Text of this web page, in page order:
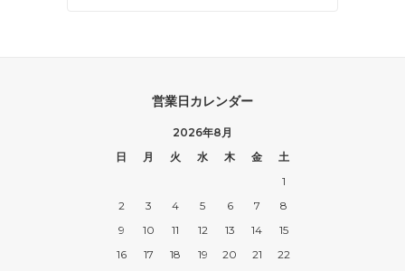
営業日カレンダー
2026年8月
日
月 火 水 木 金
土
1
2
3 4 5 6 7
8
9
10 11 12 13 14
15
16
17 18 19 20 21
22